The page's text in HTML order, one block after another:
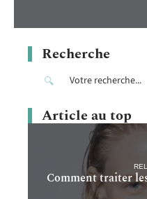
Recherche
Article au top
Comment traiter